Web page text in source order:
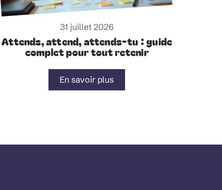
31 juillet 2026
Attends, attend, attends-tu : guide
complet pour tout retenir
En savoir plus